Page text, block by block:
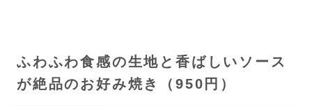
ふわふわ食感の生地と香ばしいソース
が絶品のお好み焼き（950円）